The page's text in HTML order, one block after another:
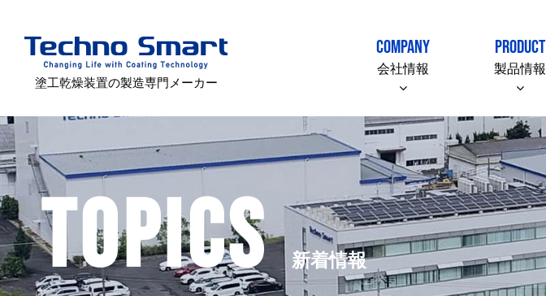
塗工乾燥装置の製造専門メーカー
COMPANY
会社情報
PRODUCT
製品情報
TOPICS 新着情報